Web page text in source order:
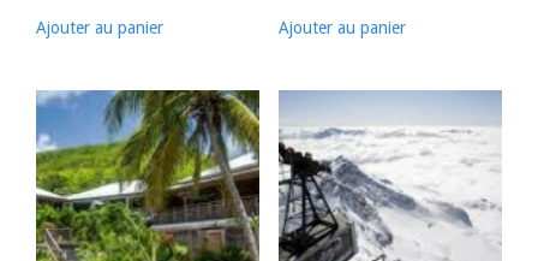
Ajouter au panier Ajouter au panier